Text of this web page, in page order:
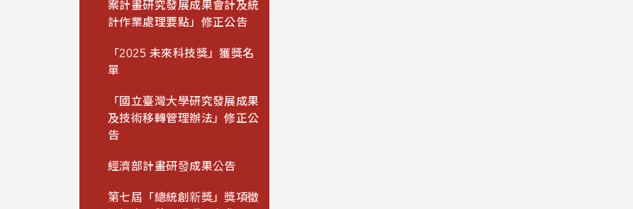
案計畫研究發展成果會計及統
計作業處理要點」修正公告
「2025 未來科技獎」獲獎名
單
「國立臺灣大學研究發展成果
及技術移轉管理辦法」修正公
告
經濟部計畫研發成果公告
第七屆「總統創新獎」獎項徵